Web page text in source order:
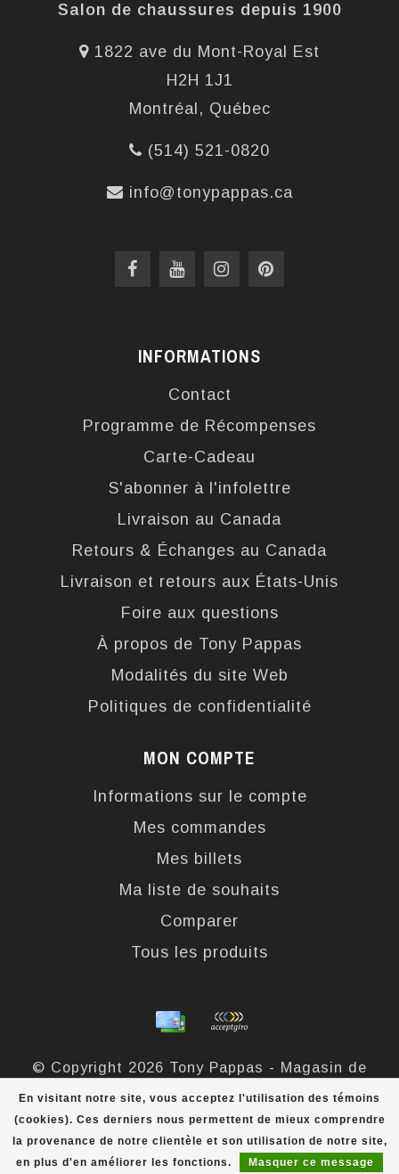
En visitant notre site, vous acceptez l'utilisation des témoins
(cookies). Ces derniers nous permettent de mieux comprendre
la provenance de notre clientèle et son utilisation de notre site,
en plus d'en améliorer les fonctions.
Masquer ce message
Salon de chaussures depuis 1900
1822 ave du Mont-Royal Est
H2H 1J1
Montréal, Québec
(514) 521-0820
info@tonypappas.ca
INFORMATIONS
Contact
Programme de Récompenses
Carte-Cadeau
S'abonner à l'infolettre
Livraison au Canada
Retours & Échanges au Canada
Livraison et retours aux États-Unis
Foire aux questions
À propos de Tony Pappas
Modalités du site Web
Politiques de confidentialité
MON COMPTE
Informations sur le compte
Mes commandes
Mes billets
Ma liste de souhaits
Comparer
Tous les produits
© Copyright 2026 Tony Pappas - Magasin de
bottes et chaussures - Powered byLightspeed-
Theme byDyvelopment
scores a out of324évaluations at